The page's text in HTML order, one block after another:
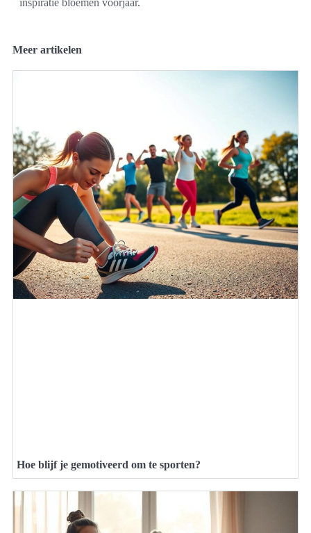
inspiratie bloemen voorjaar.
Meer artikelen
Hoe blijf je gemotiveerd om te sporten?